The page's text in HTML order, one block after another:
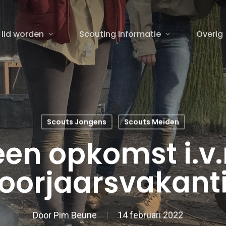
worden Scouting Informatie Overig
Scouts Jongens Scouts Meiden
opkomst
Door Pim Beune 14 februari 2022